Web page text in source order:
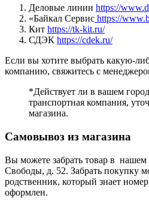
Деловые линии https://
«Байкал Сервис https://
Кит https://tk-kit.ru/
СДЭК https://cdek.ru/
Если вы хотите выбрать какую-
компанию, свяжитесь с
*Действует ли в вашем
транспортная компания,
магазина.
Самовывоз из магазина
Вы можете забрать товар в нашем
Свободы, д. 52. Забрать покупку
родственник, который знает
оформлен.